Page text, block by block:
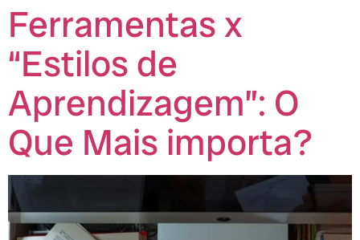
Ferramentas x
“Estilos de
Aprendizagem”: O
Que Mais importa?